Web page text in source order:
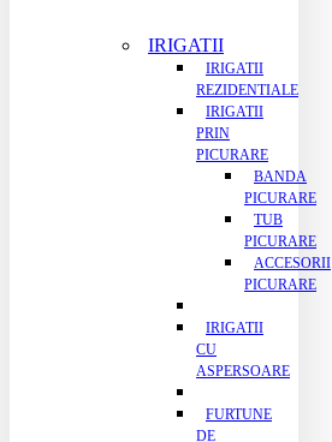
IRIGATII
IRIGATII
REZIDENTIALE
IRIGATII
PRIN
PICURARE
BANDA
PICURARE
TUB
PICURARE
ACCESORII
PICURARE
IRIGATII
CU
ASPERSOARE
FURTUNE
DE